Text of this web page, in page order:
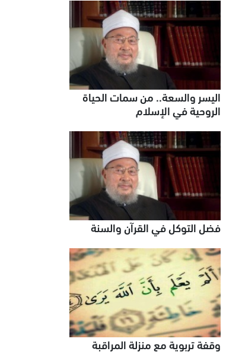
اليسر والسعة.. من سمات الحياة
الروحية في الإسلام
فضل التوكل في القرآن والسنة
وقفة تربوية مع منزلة المراقبة